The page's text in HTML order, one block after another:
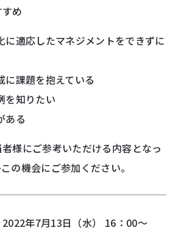
め
に適応したマネジメントをできずに
に課題を抱えている
を知りたい
ある
様にご参考いただける内容となっ
の機会にご参加ください。
年7月13日（水） 16：00～